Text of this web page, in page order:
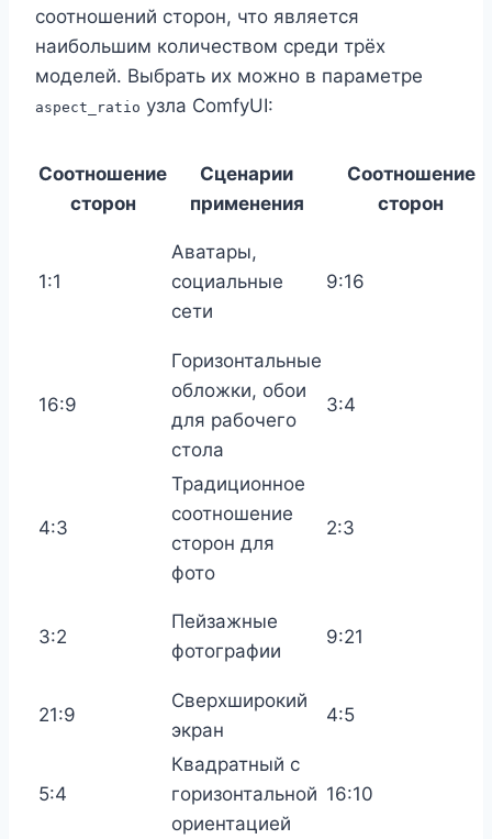
соотношений сторон, что является
наибольшим количеством среди трёх
моделей. Выбрать их можно в параметре
aspect_ratio узла ComfyUI:
Соотношение
сторон
Сценарии
применения
Соотношение
сторон
1:1
Аватары,
социальные
сети
9:16
16:9
Горизонтальные
обложки, обои
для рабочего
стола
3:4
4:3
Традиционное
соотношение
сторон для
фото
2:3
3:2
Пейзажные
фотографии
9:21
21:9
Сверхширокий
экран
4:5
5:4
Квадратный с
горизонтальной
ориентацией
16:10